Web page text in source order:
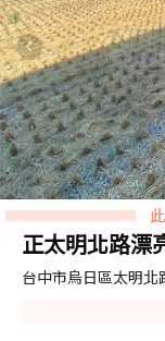
正太明北路漂
台中市烏日區太明北